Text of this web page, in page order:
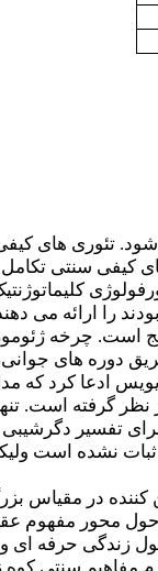
تئوری های
کیفی سنتی تکامل
های تکامل چشم انداز را که از حدود سال های
های جوانی،
نظر گرفته است.
تفسیر
نشده است
کننده در مقیاس
حول محور مفهوم
زندگی حرفه ای